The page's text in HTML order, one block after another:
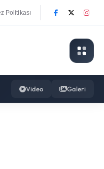
Politikası
Video Galeri